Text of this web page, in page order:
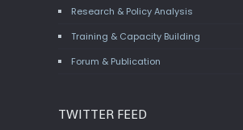
Research & Policy Analysis
Training & Capacity Building
Forum & Publication
TWITTER FEED